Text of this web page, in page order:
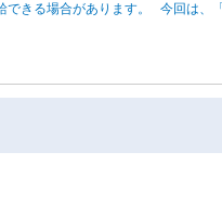
できる場合があります。 今回は、